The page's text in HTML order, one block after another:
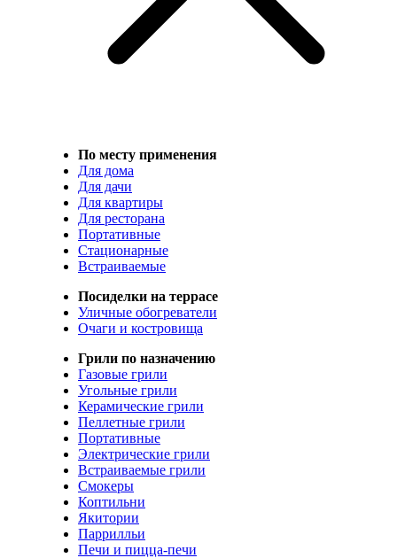
По месту применения
Для дома
Для дачи
Для квартиры
Для ресторана
Портативные
Стационарные
Встраиваемые
Посиделки на террасе
Уличные обогреватели
Очаги и костровища
Грили по назначению
Газовые грили
Угольные грили
Керамические грили
Пеллетные грили
Портативные
Электрические грили
Встраиваемые грили
Смокеры
Коптильни
Якитории
Паррилльи
Печи и пицца-печи